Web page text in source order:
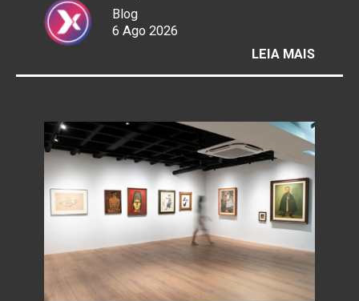
Blog
6 Ago 2026
LEIA MAIS:
DA
PELAS